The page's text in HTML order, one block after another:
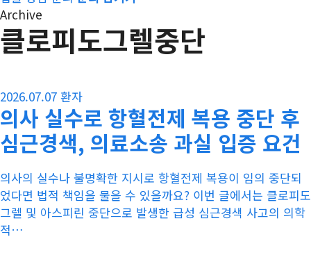
Archive
클로피도그렐중단
2026.07.07 환자
의사 실수로 항혈전제 복용 중단 후
심근경색, 의료소송 과실 입증 요건
의사의 실수나 불명확한 지시로 항혈전제 복용이 임의 중단되
었다면 법적 책임을 물을 수 있을까요? 이번 글에서는 클로피도
그렐 및 아스피린 중단으로 발생한 급성 심근경색 사고의 의학
적…